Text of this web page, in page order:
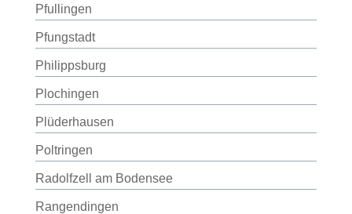
Pfullingen
Pfungstadt
Philippsburg
Plochingen
Plüderhausen
Poltringen
Radolfzell am Bodensee
Rangendingen